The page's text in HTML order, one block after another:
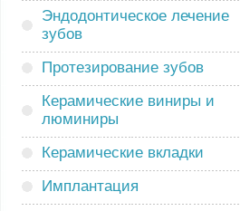
Эндодонтическое лечение
зубов
Протезирование зубов
Керамические виниры и
люминиры
Керамические вкладки
Имплантация